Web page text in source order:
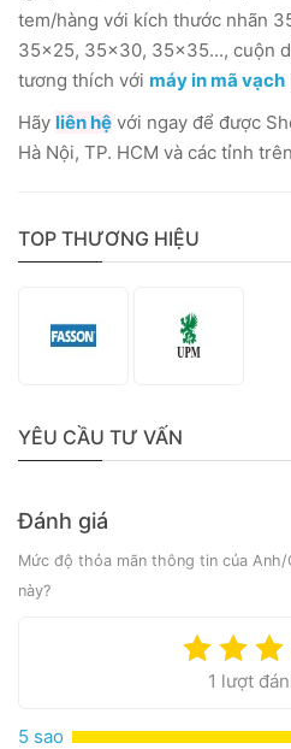
tem/hàng với kích thước nhãn
35x25, 35x30, 35x35..., cuộn
tương thích với máy in mã vạch
Hãy liên hệ với ngay để được
Hà Nội, TP. HCM và các tỉnh
TOP THƯƠNG HIỆU
YÊU CẦU TƯ VẤN
Đánh giá
Mức độ thỏa mãn thông tin của
này?
1 lượt
5 sao